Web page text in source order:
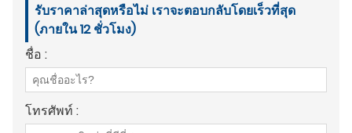
รับราคาล่าสุดหรือไม่ เราจะตอบกลับโดยเร็วที่สุด
(ภายใน 12 ชั่วโมง)
ชื่อ :
โทรศัพท์ :